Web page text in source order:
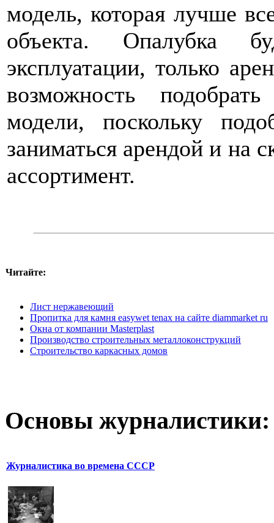
модель, которая лучше
объекта. Опалубка
эксплуатации, только
возможность
модели, поскольку
заниматься арендой и на
ассортимент.
Читайте:
Лист нержавеющий
Пропитка для камня easywet tenax на сайте diammarket ru
Окна от компании Masterplast
Производство строительных металлоконструкций
Строительство каркасных домов
Основы журналистики:
Журналистика во времена СССР